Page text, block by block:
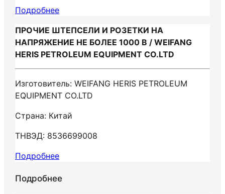
Подробнее
ПРОЧИЕ ШТЕПСЕЛИ И РОЗЕТКИ НА
НАПРЯЖЕНИЕ НЕ БОЛЕЕ 1000 В / WEIFANG
HERIS PETROLEUM EQUIPMENT CO.LTD
Изготовитель: WEIFANG HERIS PETROLEUM
EQUIPMENT CO.LTD
Страна: Китай
ТНВЭД: 8536699008
Подробнее
Подробнее